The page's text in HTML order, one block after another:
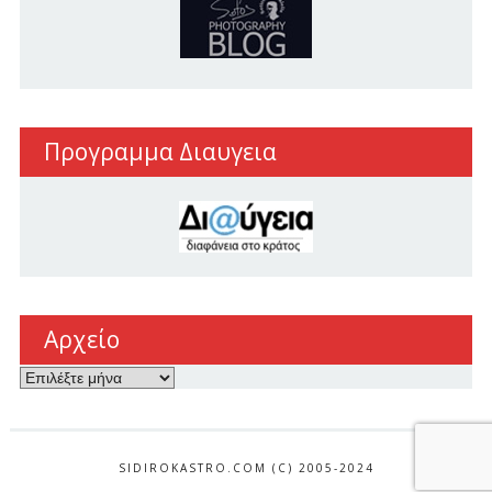
Προγραμμα Διαυγεια
Αρχείο
Αρχείο
SIDIROKASTRO.COM (C) 2005-2024